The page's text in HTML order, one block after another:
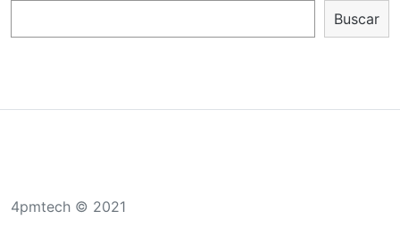
Buscar
4pmtech © 2021